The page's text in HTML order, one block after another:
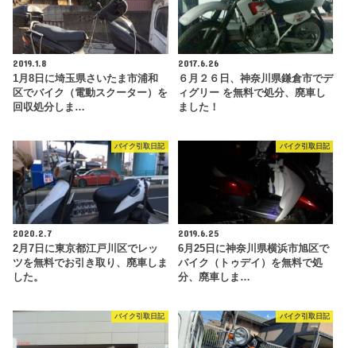
2019.1.8
1月8日に埼玉県さいたま市浦和
区でバイク（電動スクーター）を
回収処分しま…
2017.6.26
６月２６日、神奈川県鎌倉市でデ
ィグリー を無料で処分、廃車し
ました！
バイク引取日記
2020.2.7
2月7日に東京都江戸川区でレッ
ツを無料でお引き取り、廃車しま
した。
バイク引取日記
2019.6.25
6月25日に神奈川県横浜市旭区で
バイク（トゥデイ）を無料で処
分、廃車しま…
バイク引取日記 バイク引取日記